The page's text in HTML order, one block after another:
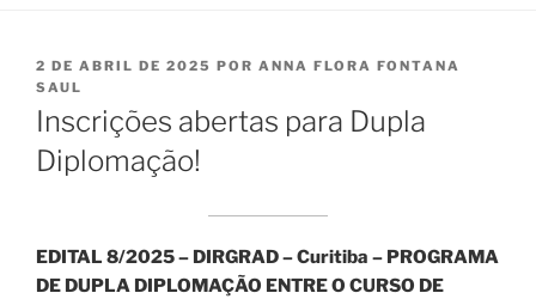
PUBLICADO
EM
2 DE ABRIL DE 2025 POR ANNA FLORA FONTANA
SAUL
Inscrições abertas para Dupla
Diplomação!
EDITAL 8/2025 – DIRGRAD – Curitiba – PROGRAMA
DE DUPLA DIPLOMAÇÃO ENTRE O CURSO DE